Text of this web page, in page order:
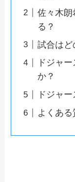
佐々木朗
る？
試合はど
ドジャ
か？
ドジャ
よくあ